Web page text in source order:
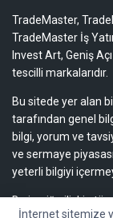
TradeMaster,
TradeMaster İş
Invest Art, Geniş
tescilli markalarıdır.
Bu sitede yer alan
tarafından genel
bilgi, yorum ve
ve sermaye
yeterli bilgiyi
Bu içeriğe ilişkin
İnternet sitemize